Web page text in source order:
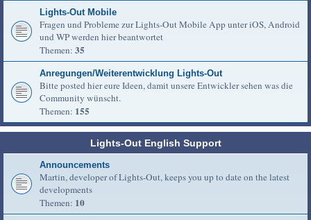
Lights-Out Mobile
Fragen und Probleme zur Lights-Out Mobile App unter iOS, Android
und WP werden hier beantwortet
Themen: 35
Anregungen/Weiterentwicklung Lights-Out
Bitte posted hier eure Ideen, damit unsere Entwickler sehen was die
Community wünscht.
Themen: 155
Lights-Out English Support
Announcements
Martin, developer of Lights-Out, keeps you up to date on the latest
developments
Themen: 10